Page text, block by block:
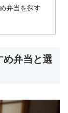
弁当を探す
め弁当と選